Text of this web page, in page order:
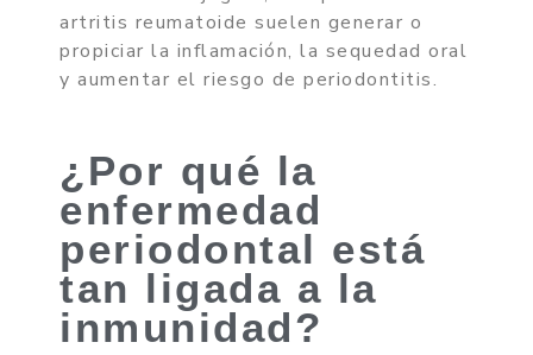
artritis reumatoide suelen generar o
propiciar la inflamación, la sequedad oral
y aumentar el riesgo de periodontitis.
¿Por qué la
enfermedad
periodontal está
tan ligada a la
inmunidad?